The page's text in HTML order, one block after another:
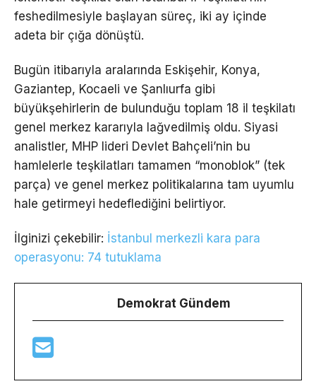
feshedilmesiyle başlayan süreç, iki ay içinde
adeta bir çığa dönüştü.
Bugün itibarıyla aralarında Eskişehir, Konya,
Gaziantep, Kocaeli ve Şanlıurfa gibi
büyükşehirlerin de bulunduğu toplam 18 il teşkilatı
genel merkez kararıyla lağvedilmiş oldu. Siyasi
analistler, MHP lideri Devlet Bahçeli’nin bu
hamlelerle teşkilatları tamamen “monoblok” (tek
parça) ve genel merkez politikalarına tam uyumlu
hale getirmeyi hedeflediğini belirtiyor.
İlginizi çekebilir: İstanbul merkezli kara para
operasyonu: 74 tutuklama
Demokrat Gündem